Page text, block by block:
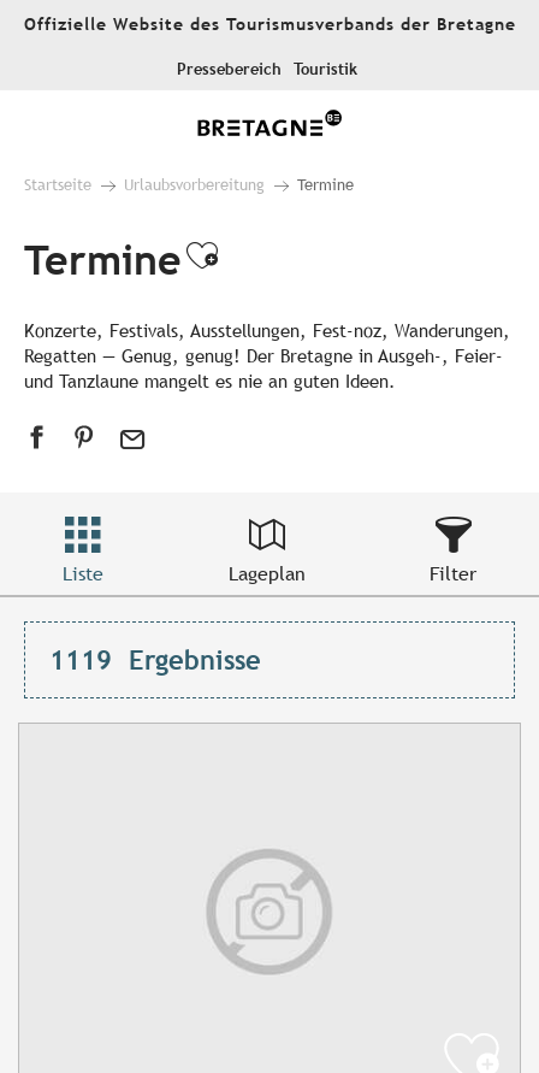
AllerOffizielle Website des Tourismusverbands der Bretagne
Pressebereich Touristik
Startseite Urlaubsvorbereitung Termine
TermineAjouter aux
Konzerte, Festivals, Ausstellungen, Fest-noz, Wanderungen,
Regatten — Genug, genug! Der Bretagne in Ausgeh-, Feier-
und Tanzlaune mangelt es nie an guten Ideen.
Liste Lageplan Filter
1119 Ergebnisse